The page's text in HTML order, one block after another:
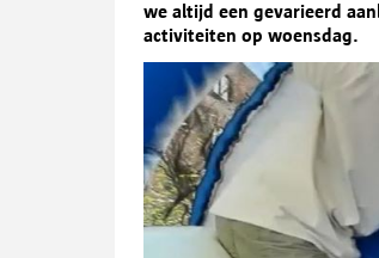
we altijd een gevarieerd
activiteiten op woensdag.